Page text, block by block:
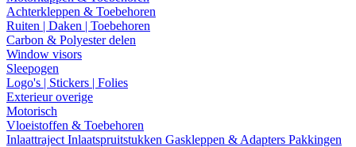
Achterkleppen & Toebehoren
Ruiten | Daken | Toebehoren
Carbon & Polyester delen
Window visors
Sleepogen
Logo's | Stickers | Folies
Exterieur overige
Motorisch
Vloeistoffen & Toebehoren
Inlaattraject Inlaatspruitstukken Gaskleppen & Adapters Pakkingen